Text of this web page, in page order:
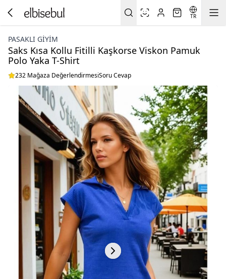
TR
PASAKLI GIYIM
Saks Kısa Kollu Fitilli Kaşkorse Viskon Pamuk
Polo Yaka T-Shirt
232 Mağaza DeğerlendirmesiSoru Cevap